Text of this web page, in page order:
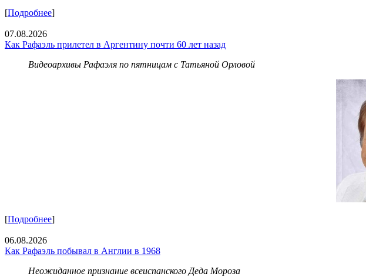
[Подробнее]
07.08.2026
Как Рафаэль прилетел в Аргентину почти 60 лет назад
Видеоархивы Рафаэля по пятницам с Татьяной Орловой
[Подробнее]
06.08.2026
Как Рафаэль побывал в Англии в 1968
Неожиданное признание всеиспанского Деда Мороза